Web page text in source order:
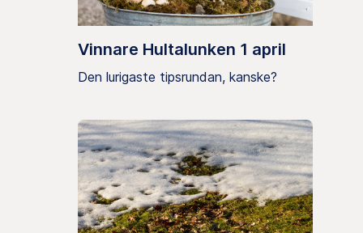
Vinnare Hultalunken 1 april
Den lurigaste tipsrundan, kanske?